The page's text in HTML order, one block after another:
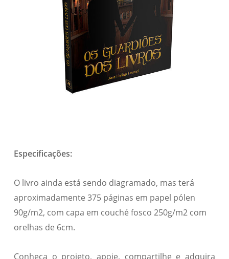
Especificações:
O livro ainda está sendo diagramado, mas terá
aproximadamente 375 páginas em papel pólen
90g/m2, com capa em couché fosco 250g/m2 com
orelhas de 6cm.
Conheça o projeto, apoie, compartilhe e adquira